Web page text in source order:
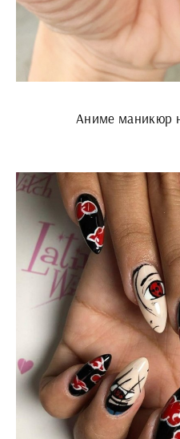
Аниме маникюр